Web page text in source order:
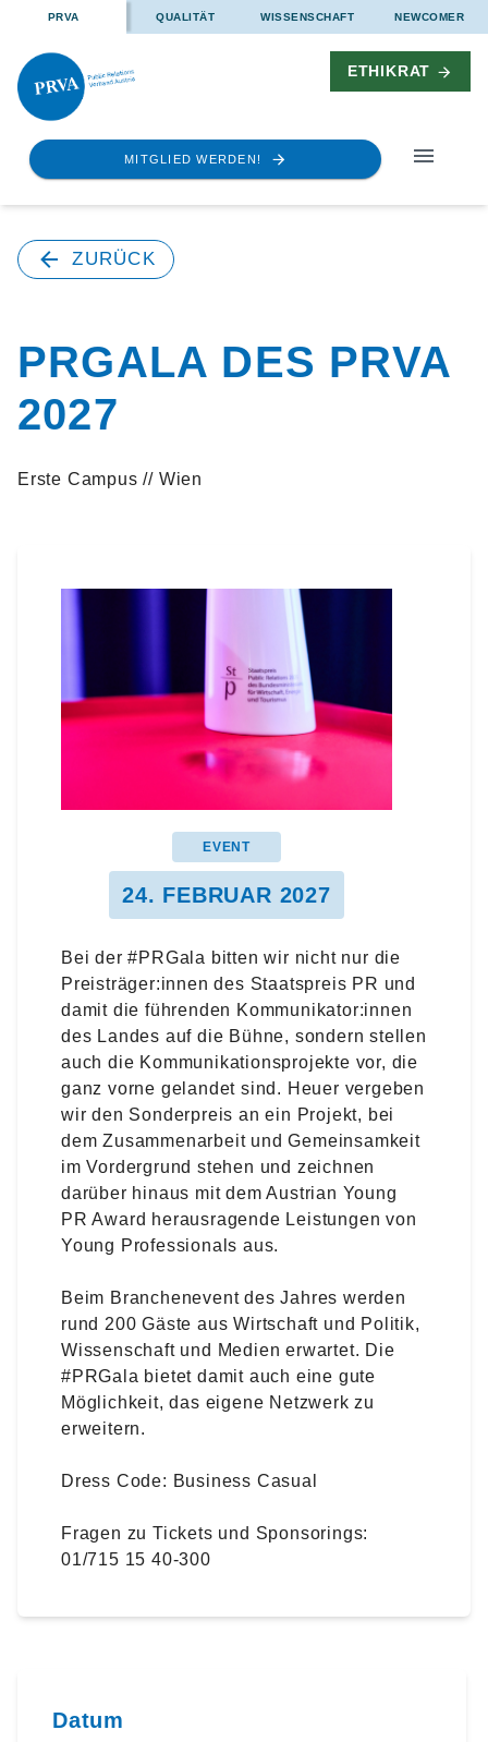
PRVA QUALITÄT WISSENSCHAFT NEWCOMER
ETHIKRAT
MITGLIED WERDEN!
ZURÜCK
PRGALA DES PRVA
2027
Erste Campus // Wien
EVENT
24. FEBRUAR 2027
Bei der #PRGala bitten wir nicht nur die
Preisträger:innen des Staatspreis PR und
damit die führenden Kommunikator:innen
des Landes auf die Bühne, sondern stellen
auch die Kommunikationsprojekte vor, die
ganz vorne gelandet sind. Heuer vergeben
wir den Sonderpreis an ein Projekt, bei
dem Zusammenarbeit und Gemeinsamkeit
im Vordergrund stehen und zeichnen
darüber hinaus mit dem Austrian Young
PR Award herausragende Leistungen von
Young Professionals aus.
Beim Branchenevent des Jahres werden
rund 200 Gäste aus Wirtschaft und Politik,
Wissenschaft und Medien erwartet. Die
#PRGala bietet damit auch eine gute
Möglichkeit, das eigene Netzwerk zu
erweitern.
Dress Code: Business Casual
Fragen zu Tickets und Sponsorings:
01/715 15 40-300
Datum